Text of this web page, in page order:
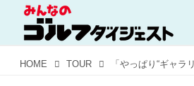
HOME TOUR